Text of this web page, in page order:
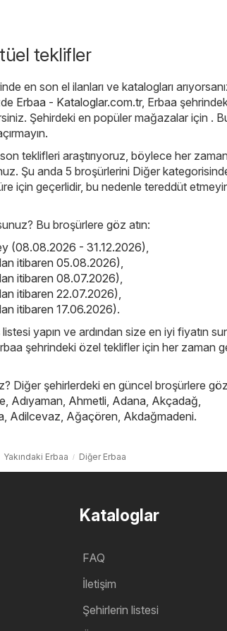
teklifler
en son el ilanları ve katalogları
Erbaa - Kataloglar.com.tr, Erbaa
Şehirdeki en popüler mağazalar için .
teklifleri araştırıyoruz, böylece her
Şu anda 5 broşürlerini Diğer
için geçerlidir, bu nedenle tereddüt
Bu broşürlere göz atın:
(08.08.2026 - 31.12.2026)
itibaren 05.08.2026)
itibaren 08.07.2026)
itibaren 22.07.2026)
itibaren 17.06.2026).
yapın ve ardından size en iyi fiyatın
şehrindeki özel teklifler için her zaman
Diğer şehirlerdeki en güncel broşürlere göz
Adıyaman Ahmetli Adana Akçadağ
Adilcevaz Ağaçören Akdağmadeni.
Yakındaki Erbaa Diğer Erbaa
Kataloglar
FAQ
İletişim
Şehirlerin listesi